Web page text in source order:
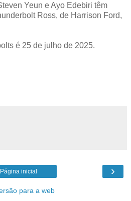
Yeun e Ayo Edebiri têm
Ross, de Harrison Ford,
é 25 de julho de 2025.
›
Página inicial
para a web